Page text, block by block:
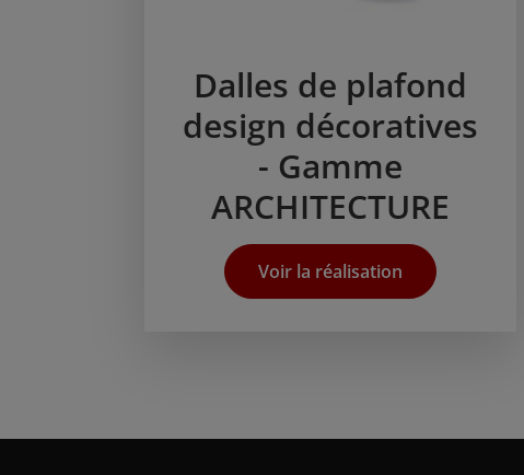
Dalles de plafond
design décoratives
- Gamme
ARCHITECTURE
Voir la réalisation